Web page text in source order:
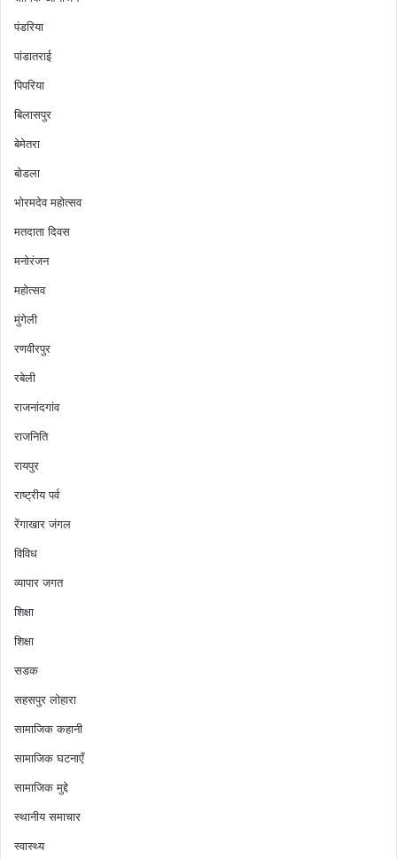
पंडरिया
पांडातराई
पिपरिया
बिलासपुर
बेमेतरा
बोडला
भोरमदेव महोत्सव
मतदाता दिवस
मनोरंजन
महोत्सव
मुंगेली
रणवीरपुर
रबेली
राजनांदगांव
राजनिति
रायपुर
राष्ट्रीय पर्व
रेंगाखार जंगल
विविध
व्यापार जगत
शिक्षा
शिक्षा
सडक
सहसपुर लोहारा
सामाजिक कहानी
सामाजिक घटनाएँ
सामाजिक मुद्दे
स्थानीय समाचार
स्वास्थ्य